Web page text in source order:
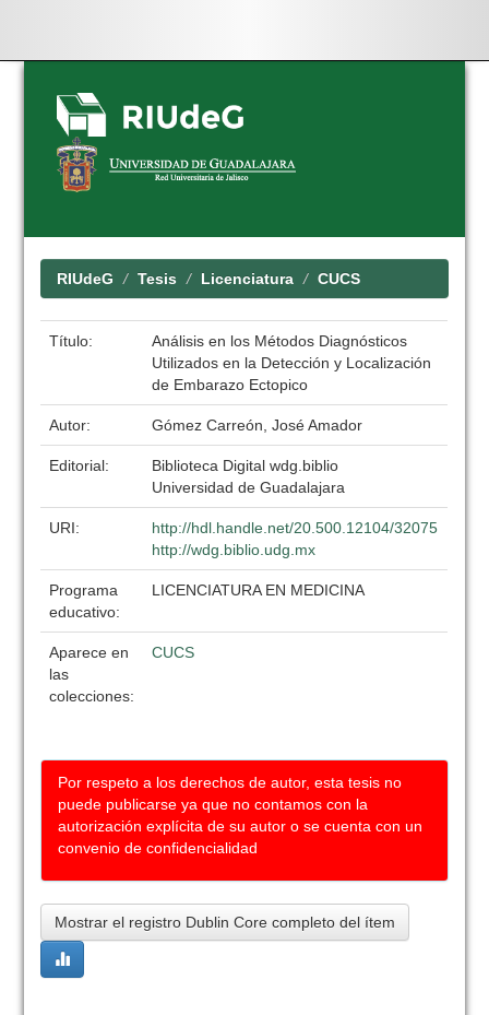
Skip
navigation
RIUdeG Tesis Licenciatura CUCS
Título:
Análisis en los Métodos Diagnósticos
Utilizados en la Detección y Localización
de Embarazo Ectopico
Autor: Gómez Carreón, José Amador
Editorial:
Biblioteca Digital wdg.biblio
Universidad de Guadalajara
URI:
http://hdl.handle.net/20.500.12104/32075
http://wdg.biblio.udg.mx
Programa
educativo:
LICENCIATURA EN MEDICINA
Aparece en
las
colecciones:
CUCS
Por respeto a los derechos de autor, esta tesis no
puede publicarse ya que no contamos con la
autorización explícita de su autor o se cuenta con un
convenio de confidencialidad
Mostrar el registro Dublin Core completo del ítem